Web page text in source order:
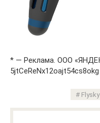
* — Реклама. ООО
5jtCeReNx12oajt54cs8okg